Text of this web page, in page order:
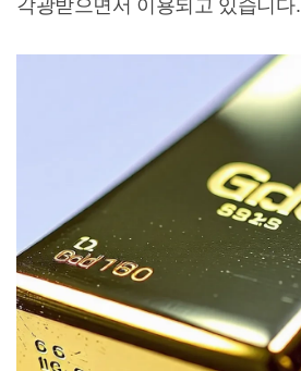
각광받으면서 이용되고 있습니다.